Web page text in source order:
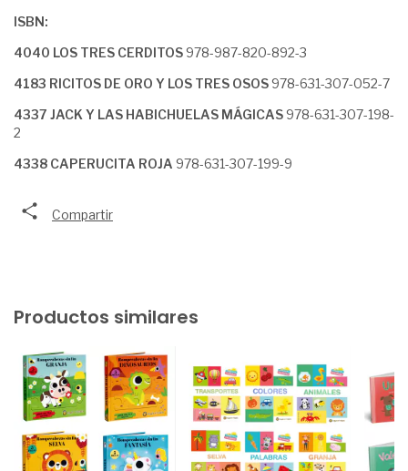
ISBN:
4040 LOS TRES CERDITOS 978-987-820-892-3
4183 RICITOS DE ORO Y LOS TRES OSOS 978-631-307-052-7
4337 JACK Y LAS HABICHUELAS MÁGICAS 978-631-307-198-
2
4338 CAPERUCITA ROJA 978-631-307-199-9
Compartir
Productos similares